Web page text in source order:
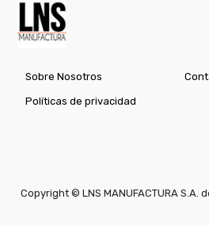
Sobre Nosotros
Políticas de privacidad
Copyright © LNS MANUFACTURA S.A.